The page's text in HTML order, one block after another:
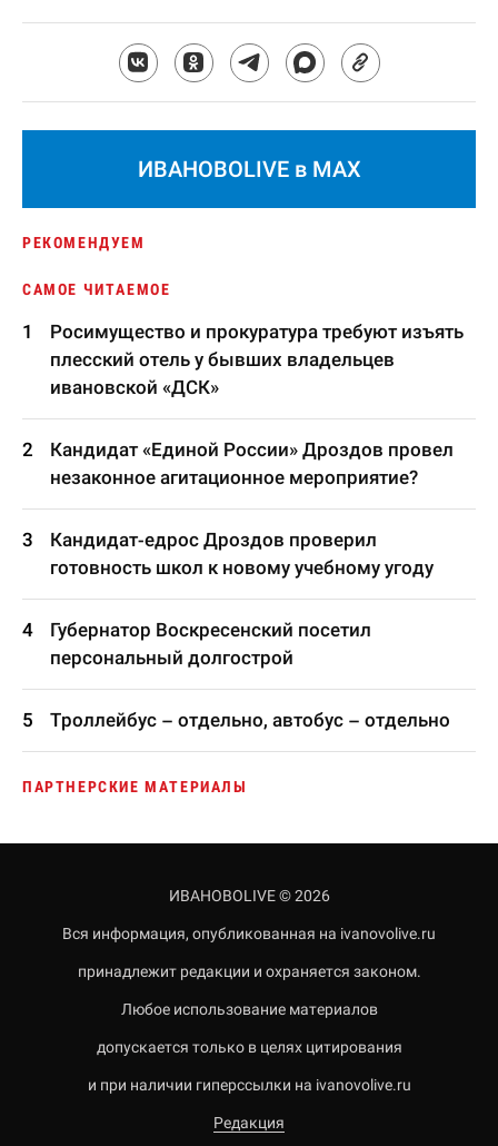
ИВАНОВОLIVE в MAX
РЕКОМЕНДУЕМ
САМОЕ ЧИТАЕМОЕ
Росимущество и прокуратура требуют изъять
плесский отель у бывших владельцев
ивановской «ДСК»
Кандидат «Единой России» Дроздов провел
незаконное агитационное мероприятие?
Кандидат-едрос Дроздов проверил
готовность школ к новому учебному угоду
Губернатор Воскресенский посетил
персональный долгострой
Троллейбус – отдельно, автобус – отдельно
ПАРТНЕРСКИЕ МАТЕРИАЛЫ
ИВАНОВОLIVE © 2026
Вся информация, опубликованная на ivanovolive.ru
принадлежит редакции и охраняется законом.
Любое использование материалов
допускается только в целях цитирования
и при наличии гиперссылки на ivanovolive.ru
Редакция